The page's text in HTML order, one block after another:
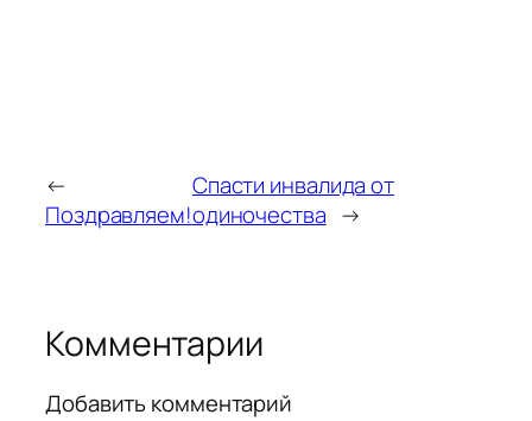
←
Поздравляем!
Спасти инвалида от
одиночества →
Комментарии
Добавить комментарий